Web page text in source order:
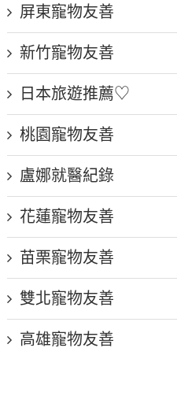
屏東寵物友善
新竹寵物友善
日本旅遊推薦♡
桃園寵物友善
盧娜就醫紀錄
花蓮寵物友善
苗栗寵物友善
雙北寵物友善
高雄寵物友善